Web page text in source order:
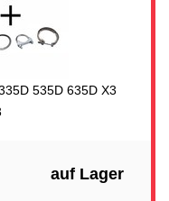
535D 635D X3
auf Lager